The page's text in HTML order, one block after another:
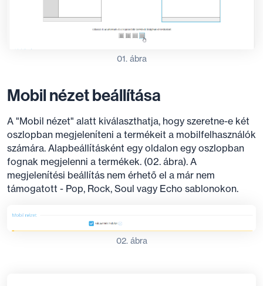
01. ábra
Mobil nézet beállítása
A "Mobil nézet" alatt kiválaszthatja, hogy szeretne-e két
oszlopban megjeleníteni a termékeit a mobilfelhasználók
számára. Alapbeállításként egy oldalon egy oszlopban
fognak megjelenni a termékek. (02. ábra). A
megjelenítési beállítás nem érhető el a már nem
támogatott - Pop, Rock, Soul vagy Echo sablonokon.
02. ábra